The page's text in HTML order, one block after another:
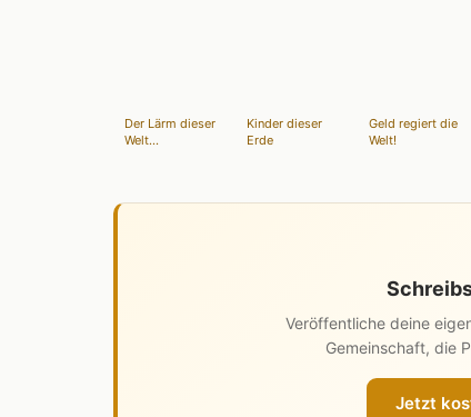
Der Lärm dieser
Welt...
Kinder dieser
Erde
Geld regiert die
Welt!
Veröffentliche deine
Gemeinschaft, die
Jetzt